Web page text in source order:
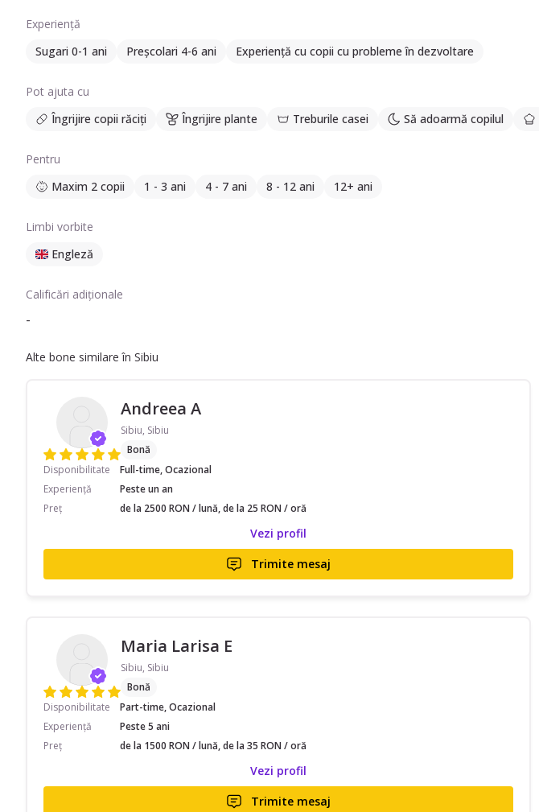
Experiență
Sugari 0-1 ani
Preșcolari 4-6 ani Experiență cu copii cu probleme în dezvoltare
Pot ajuta cu
Îngrijire copii răciți
Îngrijire plante Treburile casei Să adoarmă copilul
Pentru
Maxim 2 copii
1 - 3 ani 4 - 7 ani 8 - 12 ani 12+ ani
Limbi vorbite
Engleză
Calificări adiționale
-
Alte bone similare în Sibiu
Andreea A
Sibiu, Sibiu
Bonă
Disponibilitate
Full-time, Ocazional
Experiență
Peste un an
Preț
de la 2500 RON / lună, de la 25 RON / oră
Vezi profil
Trimite mesaj
Maria Larisa E
Sibiu, Sibiu
Bonă
Disponibilitate
Part-time, Ocazional
Experiență
Peste 5 ani
Preț
de la 1500 RON / lună, de la 35 RON / oră
Vezi profil
Trimite mesaj